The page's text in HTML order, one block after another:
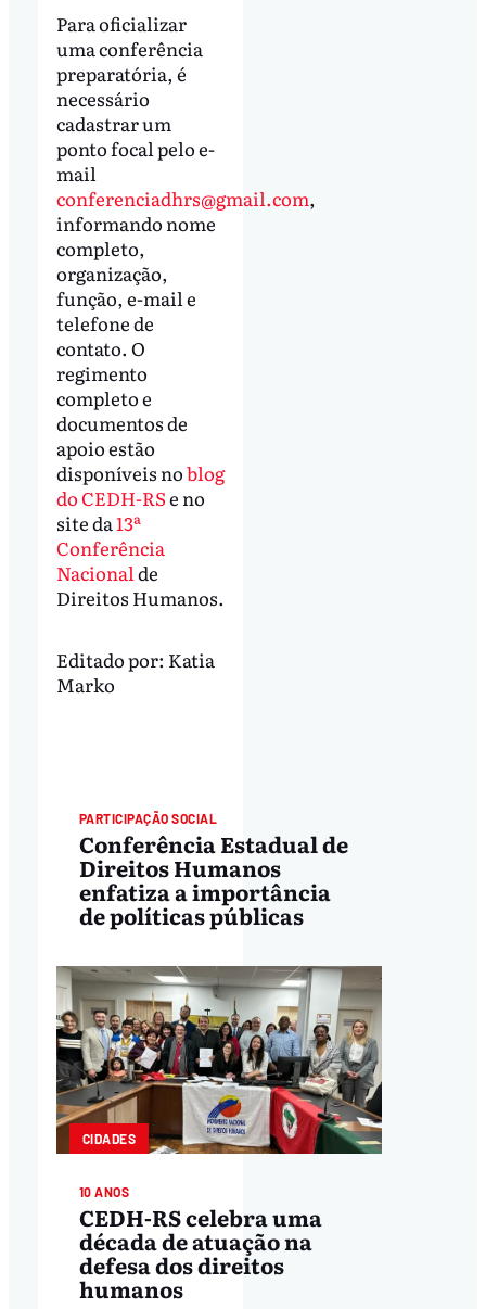
Para oficializar
uma conferência
preparatória, é
necessário
cadastrar um
ponto focal pelo e-
mail
conferenciadhrs@gmail.com,
informando nome
completo,
organização,
função, e-mail e
telefone de
contato. O
regimento
completo e
documentos de
apoio estão
disponíveis noblog
do CEDH-RSe no
site da13ª
Conferência
Nacional de
Direitos Humanos.
Editado por: Katia
Marko
PARTICIPAÇÃO SOCIAL
Conferência Estadual de
Direitos Humanos
enfatiza a importância
de políticas públicas
CIDADES
10 ANOS
CEDH-RS celebra uma
década de atuação na
defesa dos direitos
humanos